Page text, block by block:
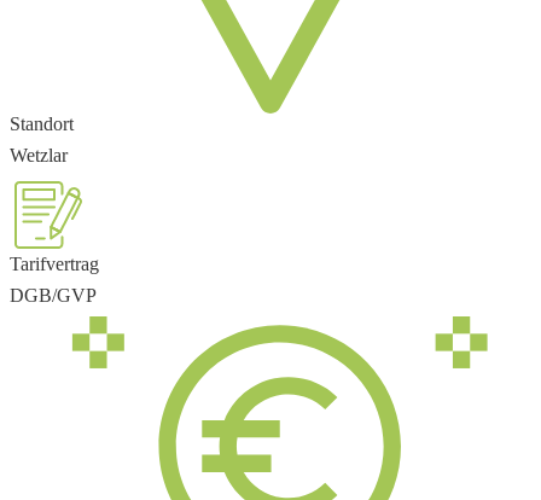
Standort
Wetzlar
Tarifvertrag
DGB/GVP